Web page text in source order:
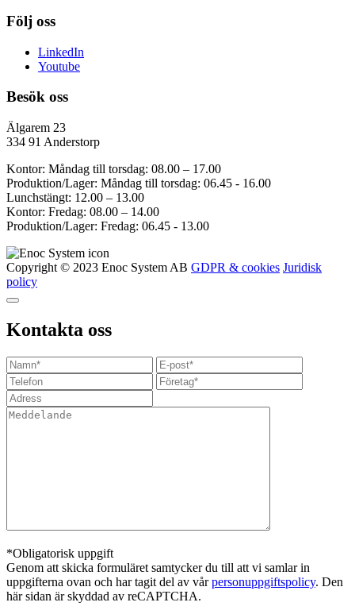
Följ oss
LinkedIn
Youtube
Besök oss
Älgarem 23
334 91 Anderstorp
Kontor: Måndag till torsdag: 08.00 – 17.00
Produktion/Lager: Måndag till torsdag: 06.45 - 16.00
Lunchstängt: 12.00 – 13.00
Kontor: Fredag: 08.00 – 14.00
Produktion/Lager: Fredag: 06.45 - 13.00
Copyright © 2023 Enoc System AB GDPR & cookies Juridisk
policy
Kontakta oss
*Obligatorisk uppgift
Genom att skicka formuläret samtycker du till att vi samlar in
uppgifterna ovan och har tagit del av vårpersonuppgiftspolicy. Den
här sidan är skyddad av reCAPTCHA.